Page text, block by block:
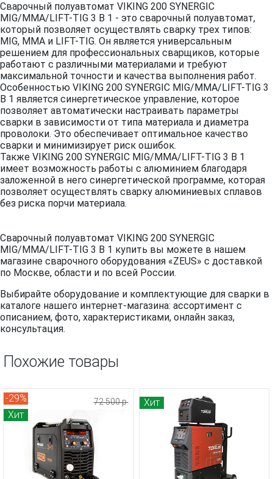
Сварочный полуавтомат VIKING 200 SYNERGIC
MIG/MMA/LIFT-TIG 3 В 1 - это сварочный полуавтомат,
который позволяет осуществлять сварку трех типов:
MIG, MMA и LIFT-TIG. Он является универсальным
решением для профессиональных сварщиков, которые
работают с различными материалами и требуют
максимальной точности и качества выполнения работ.
Особенностью VIKING 200 SYNERGIC MIG/MMA/LIFT-TIG 3
В 1 является синергетическое управление, которое
позволяет автоматически настраивать параметры
сварки в зависимости от типа материала и диаметра
проволоки. Это обеспечивает оптимальное качество
сварки и минимизирует риск ошибок.
Также VIKING 200 SYNERGIC MIG/MMA/LIFT-TIG 3 В 1
имеет возможность работы с алюминием благодаря
заложенной в него синергетической программе, которая
позволяет осуществлять сварку алюминиевых сплавов
без риска порчи материала.
Сварочный полуавтомат VIKING 200 SYNERGIC
MIG/MMA/LIFT-TIG 3 В 1 купить вы можете в нашем
магазине сварочного оборудования «ZEUS» с доставкой
по Москве, области и по всей России.
Выбирайте оборудование и комплектующие для сварки в
каталоге нашего интернет-магазина: ассортимент с
описанием, фото, характеристиками, онлайн заказ,
консультация.
Похожие товары
-29%
Хит
72 500 р. Хит